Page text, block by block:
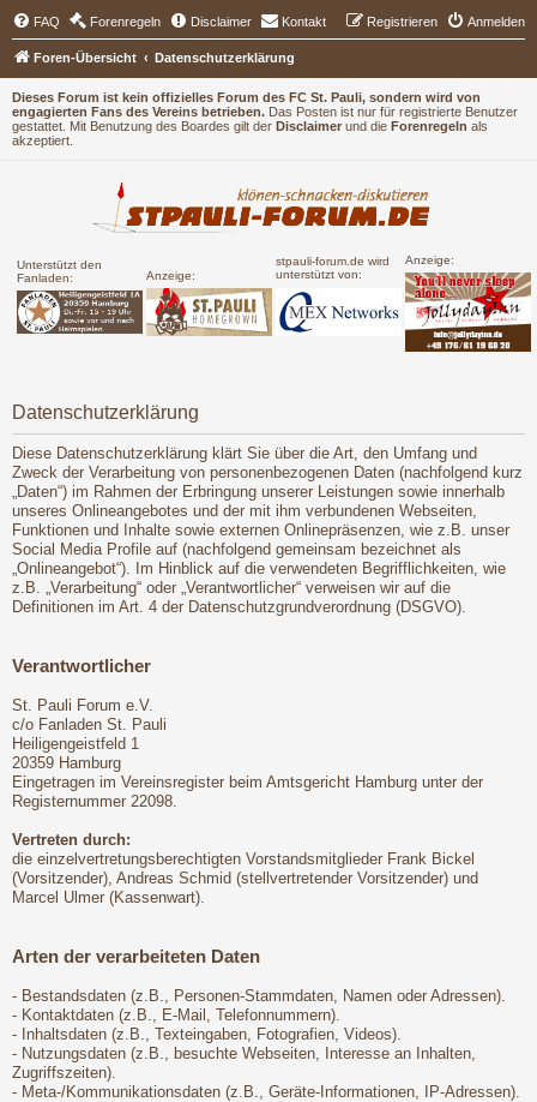
Dieses Forum ist kein offizielles Forum des FC St. Pauli, sondern wird von
engagierten Fans des Vereins betrieben. Das Posten ist nur für registrierte Benutzer
gestattet. Mit Benutzung des Boardes gilt der Disclaimer und die Forenregeln als
akzeptiert.
Unterstützt den
Fanladen:
Anzeige:
stpauli-forum.de wird
unterstützt von:
Anzeige:
FAQ Forenregeln Disclaimer Kontakt Anmelden
Registrieren
Foren-Übersicht Datenschutzerklärung
Datenschutzerklärung
Diese Datenschutzerklärung klärt Sie über die Art, den Umfang und
Zweck der Verarbeitung von personenbezogenen Daten (nachfolgend kurz
„Daten“) im Rahmen der Erbringung unserer Leistungen sowie innerhalb
unseres Onlineangebotes und der mit ihm verbundenen Webseiten,
Funktionen und Inhalte sowie externen Onlinepräsenzen, wie z.B. unser
Social Media Profile auf (nachfolgend gemeinsam bezeichnet als
„Onlineangebot“). Im Hinblick auf die verwendeten Begrifflichkeiten, wie
z.B. „Verarbeitung“ oder „Verantwortlicher“ verweisen wir auf die
Definitionen im Art. 4 der Datenschutzgrundverordnung (DSGVO).
Verantwortlicher
St. Pauli Forum e.V.
c/o Fanladen St. Pauli
Heiligengeistfeld 1
20359 Hamburg
Eingetragen im Vereinsregister beim Amtsgericht Hamburg unter der
Registernummer 22098.
Vertreten durch:
die einzelvertretungsberechtigten Vorstandsmitglieder Frank Bickel
(Vorsitzender), Andreas Schmid (stellvertretender Vorsitzender) und
Marcel Ulmer (Kassenwart).
Arten der verarbeiteten Daten
- Bestandsdaten (z.B., Personen-Stammdaten, Namen oder Adressen).
- Kontaktdaten (z.B., E-Mail, Telefonnummern).
- Inhaltsdaten (z.B., Texteingaben, Fotografien, Videos).
- Nutzungsdaten (z.B., besuchte Webseiten, Interesse an Inhalten,
Zugriffszeiten).
- Meta-/Kommunikationsdaten (z.B., Geräte-Informationen, IP-Adressen).